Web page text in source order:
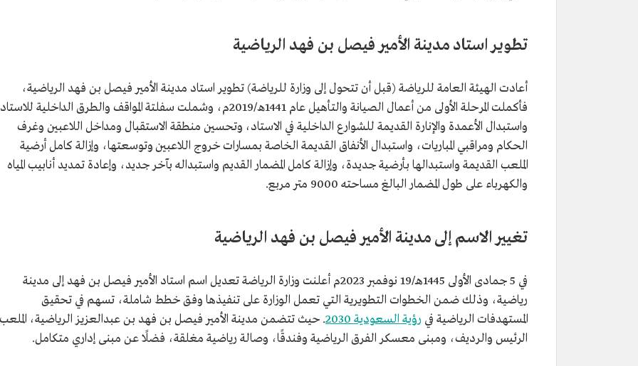
تطوير استاد مدينة الأمير فيصل بن فهد الرياضية
أعادت الهيئة العامة للرياضة (قبل أن تتحول إلى وزارة للرياضة) تطوير استاد مدينة الأمير فيصل بن فهد الرياضية،
فأكملت المرحلة الأولى من أعمال الصيانة والتأهيل عام 1441ھ/2019م، وشملت سفلتة المواقف والطرق الداخلية
واستبدال الأعمدة والإنارة القديمة للشوارع الداخلية في الاستاد، وتحسين منطقة الاستقبال ومداخل اللاعبين وغرف
الحكام ومراقبي المباريات، واستبدال الأنفاق القديمة الخاصة بمسارات خروج اللاعبين وتوسعتها، وإزالة كامل أرضية
الملعب القديمة واستبدالها بأرضية جديدة، وإزالة كامل المضمار القديم واستبداله بآخر جديد، وإعادة تمديد أنابيب المياه
والكهرباء على طول المضمار البالغ مساحته 9000 متر مربع.
تغيير الاسم إلى مدينة الأمير فيصل بن فهد الرياضية
في 5 جمادى الأولى 1445هـ/19 نوفمبر 2023م أعلنت وزارة الرياضة تعديل اسم استاد الأمير فيصل بن فهد إلى مدينة
رياضية، وذلك ضمن الخطوات التطويرية التي تعمل الوزارة على تنفيذها وفق خطط شاملة، تسهم في تحقيق
المستهدفات الرياضية في رؤية السعودية 2030
. حيث تتضمن مدينة الأمير فيصل بن فهد بن عبدالعزيز الرياضية، الملعب
الرئيس والرديف، ومبنى معسكر الفرق الرياضية وفندقًا، وصالة رياضية مغلقة، فضلًا عن مبنى إداري متكامل.